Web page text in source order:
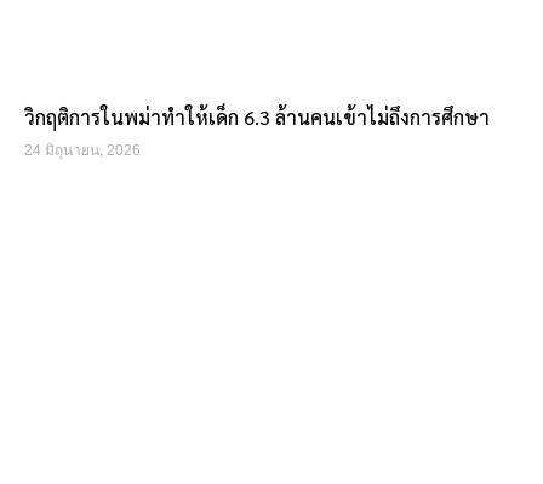
วิกฤติการในพม่าทำให้เด็ก 6.3 ล้านคนเข้าไม่ถึงการศึกษา
24 มิถุนายน, 2026